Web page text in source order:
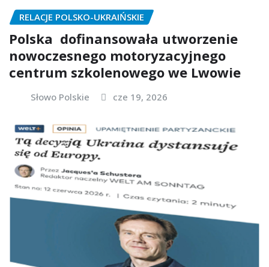
RELACJE POLSKO-UKRAIŃSKIE
Polska dofinansowała utworzenie
nowoczesnego motoryzacyjnego
centrum szkolenowego we Lwowie
Słowo Polskie cze 19, 2026